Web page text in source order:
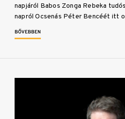
napjáról Babos Zonga Rebeka
napról Ocsenás Péter Bencéét itt
BŐVEBBEN